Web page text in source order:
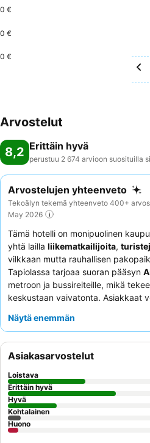
0 €
0 €
0 €
Arvostelut
8,2 Erittäin hyvä
perustuu 2 674 arvioon suosituilla
Arvostelujen yhteenveto
Tekoälyn tekemä yhteenveto 400+
May 2026
Tämä hotelli on monipuolinen
yhtä lailla liikematkailijoita,
vilkkaan mutta rauhallisen
Tapiolassa tarjoaa suoran pääsyn
metroon ja bussireiteille, mikä
keskustaan vaivatonta. Asiakkaat
jälkeen. Henkilökunta saa
usein sen monipuolisuudesta ja
ainutlaatuisen kokemuksen
ystäväsi tuomista mukaan, sillä
koiraystävällinen
Näytä enemmän
Asiakasarvostelut
Loistava
Erittäin hyvä
Hyvä
Kohtalainen
Huono